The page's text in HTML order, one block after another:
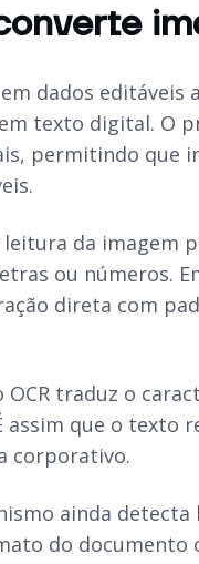
dados editáveis
texto digital. O
permitindo que
leitura da
ou números.
direta com
OCR traduz o
que o texto
corporativo.
ainda
do documento